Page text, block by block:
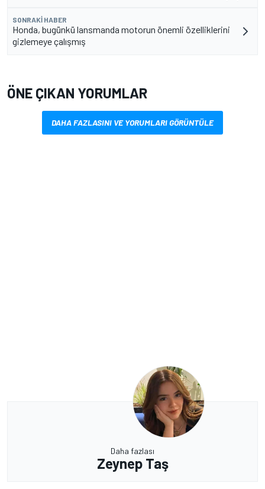
SONRAKI HABER
Honda, bugünkü lansmanda motorun önemli özelliklerini
gizlemeye çalışmış
ÖNE ÇIKAN YORUMLAR
DAHA FAZLASINI VE YORUMLARI GÖRÜNTÜLE
Daha fazlası
Zeynep Taş